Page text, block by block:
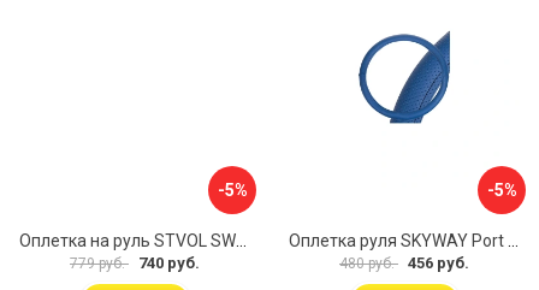
-5%
779 руб. 740 руб.
-5%
480 руб. 456 руб.